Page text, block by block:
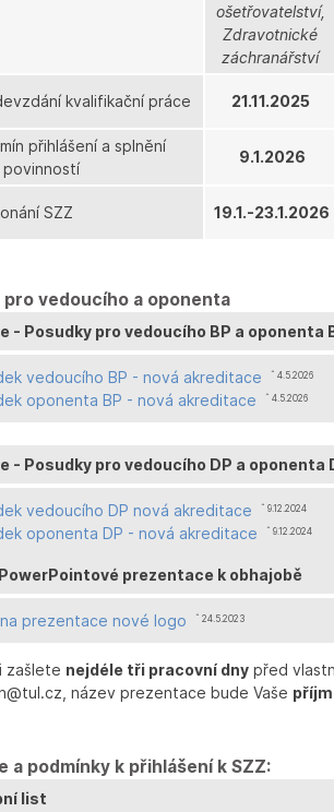
ošetřovatelství,
Zdravotnické
záchranářství
kvalifikační práce 21.11.2025
přihlášení a splnění
9.1.2026
SZZ 19.1.-23.1.2026
pro vedoucího a oponenta
- Posudky pro vedoucího BP a oponenta
vedoucího BP - nová akreditace ˆ 4.5.2026
oponenta BP - nová akreditace ˆ 4.5.2026
- Posudky pro vedoucího DP a oponenta
vedoucího DP nová akreditace ˆ 9.12.2024
oponenta DP - nová akreditace ˆ 9.12.2024
prezentace k obhajobě
prezentace nové logo ˆ 24.5.2023
zašlete nejdéle tři pracovní dny před
název prezentace bude Vaše
a podmínky k přihlášení k SZZ:
list